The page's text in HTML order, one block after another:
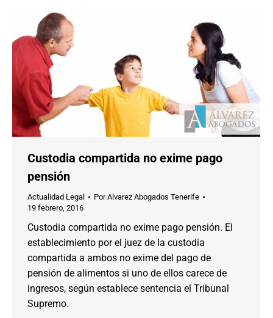
Custodia compartida no exime pago
pensión
Actualidad Legal PorAlvarez Abogados Tenerife
19 febrero, 2016
Custodia compartida no exime pago pensión. El
establecimiento por el juez de la custodia
compartida a ambos no exime del pago de
pensión de alimentos si uno de ellos carece de
ingresos, según establece sentencia el Tribunal
Supremo.